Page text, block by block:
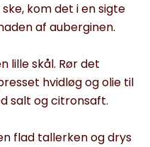
kom det i en sigte
af auberginen.
lille skål. Rør det
hvidløg og olie til
salt og citronsaft.
flad tallerken og drys